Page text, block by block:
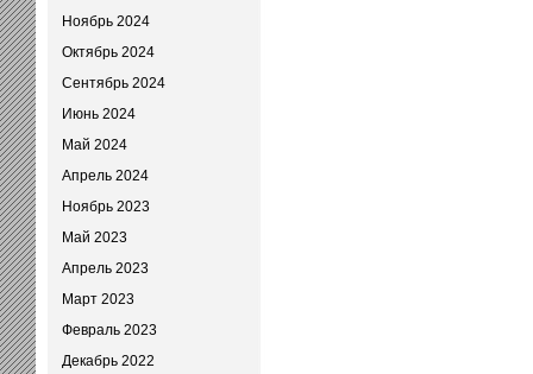
Ноябрь 2024
Октябрь 2024
Сентябрь 2024
Июнь 2024
Май 2024
Апрель 2024
Ноябрь 2023
Май 2023
Апрель 2023
Март 2023
Февраль 2023
Декабрь 2022